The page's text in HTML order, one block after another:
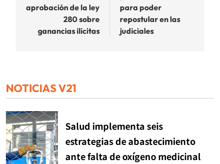
entradas
aprobación de la ley
280 sobre
ganancias ilicitas
para poder
repostular en las
judiciales
NOTICIAS V21
Salud implementa seis
estrategias de abastecimiento
ante falta de oxígeno medicinal